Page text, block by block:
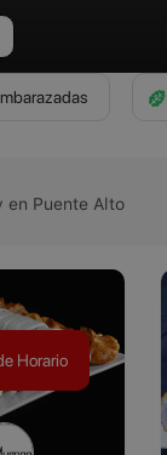
en Puente Alto
Horario